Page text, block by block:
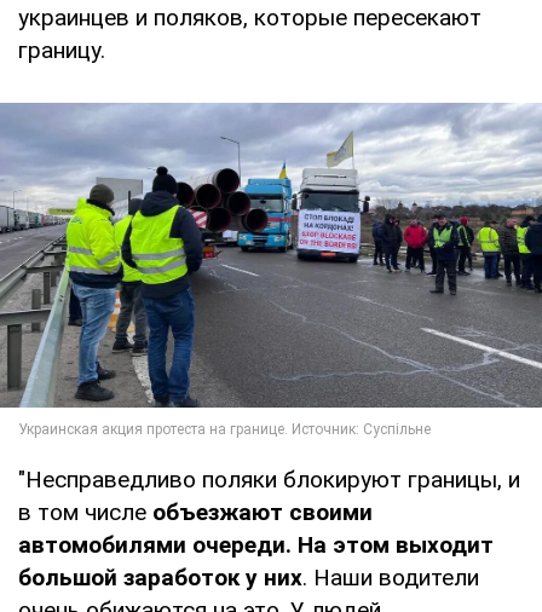
украинцев и поляков, которые пересекают
границу.
"Несправедливо поляки блокируют границы, и
в том числе объезжают своими
автомобилями очереди. На этом выходит
большой заработок у них. Наши водители